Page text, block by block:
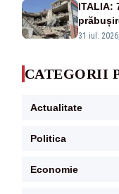
ITALIA:
31 iul.
CATEGORII
Actualitate
Politica
Economie